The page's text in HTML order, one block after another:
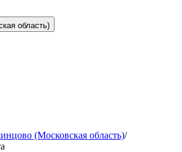
область)
(Московская область)/